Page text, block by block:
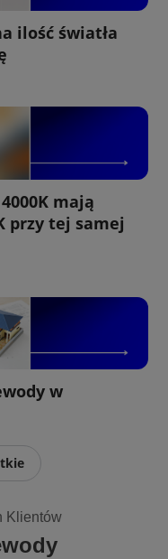
ilość światła
mają
przy tej samej
w
Klientów